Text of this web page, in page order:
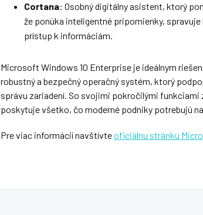
Cortana: Osobný digitálny asistent, ktorý
že ponúka inteligentné pripomienky,
prístup k informáciám.
Microsoft Windows 10 Enterprise je ideálnym
robustný a bezpečný operačný systém, ktorý
správu zariadení. So svojimi pokročilými funkciami
poskytuje všetko, čo moderné podniky potrebujú
Pre viac informácií navštívteoficiálnu stránku